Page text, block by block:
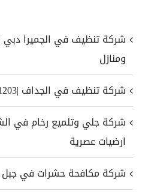
ومنازل
شركة تنظيف في الجداف |0555131203
ارضيات عصرية
شركة مكافحة حشرات في جبل حفيت :